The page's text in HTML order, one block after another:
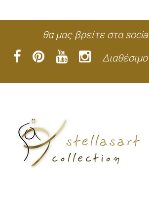
θα μας βρείτε στα
Διαθέσιμο